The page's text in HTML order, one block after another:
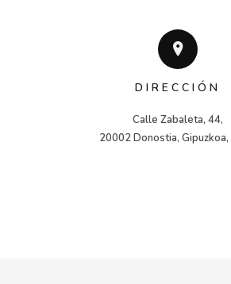
DIRECCIÓN
Calle Zabaleta, 44,
20002 Donostia, Gipuzkoa,